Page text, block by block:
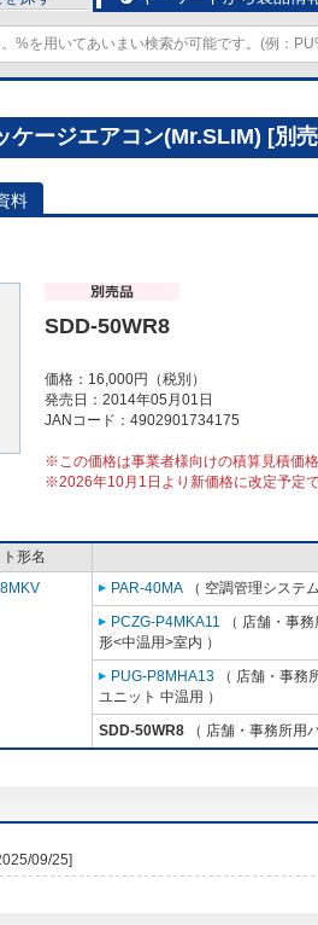
ケージエアコン(Mr.SLIM) [別
料
SDD-50WR8
価格：16,000円（税別）
発売日：2014年05月01日
JANコード：4902901734175
※この価格は事業者様向けの積算見積価
※2026年10月1日より新価格に改定予定
形名
PAR-40MA （ 空調管理システ
PCZG-P4MKA11 （ 店舗・事
形<中温用>室内 ）
PUG-P8MHA13 （ 店舗・事務
ユニット 中温用 ）
SDD-50WR8 （ 店舗・事務所用
09/25]